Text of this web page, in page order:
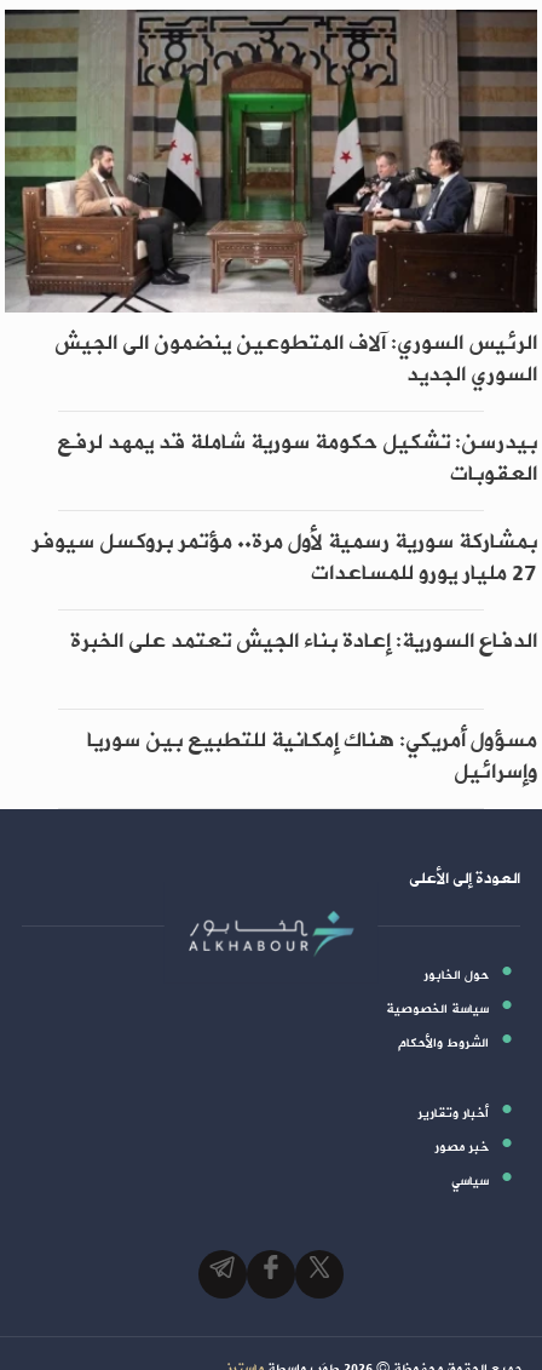
الرئيس السوري: آلاف المتطوعين ينضمون الى الجيش
السوري الجديد
بيدرسن: تشكيل حكومة سورية شاملة قد يمهد لرفع
العقوبات
بمشاركة سورية رسمية لأول مرة.. مؤتمر بروكسل سيوفر
27 مليار يورو للمساعدات
الدفاع السورية: إعادة بناء الجيش تعتمد على الخبرة
مسؤول أمريكي: هناك إمكانية للتطبيع بين سوريا
وإسرائيل
العودة إلى الأعلى
حول الخابور
سياسة الخصوصية
الشروط والأحكام
أخبار وتقارير
خبر مصور
سياسي